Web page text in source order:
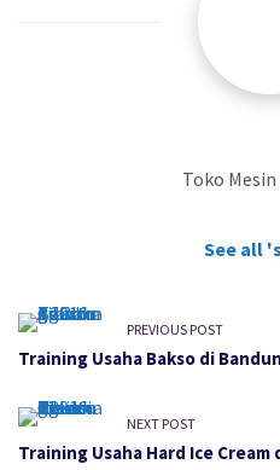
Toko
See all
PREVIOUS POST
Training Usaha Bakso di
NEXT POST
Training Usaha Hard Ice Cream